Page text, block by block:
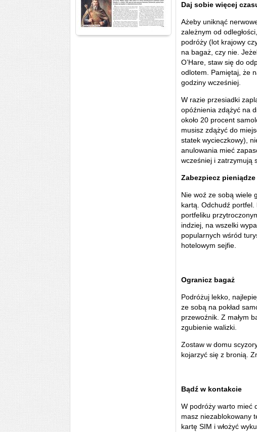
Daj sobie więcej
Ażeby uniknąć
zależnym od
podróży (lot krajowy
na bagaż, czy nie.
O’Hare, staw się do
odlotem. Pamiętaj, że
godziny wcześniej.
W razie przesiadki
opóźnienia zdążyć na
około 20 procent
musisz zdążyć do
statek wycieczkowy),
anulowania mieć
wcześniej i zatrzymują
Zabezpiecz pieniądze
Nie woź ze sobą wiele
kartą. Odchudź
portfeliku
indziej, na wszelki
popularnych wśród
hotelowym sejfie.
Ogranicz bagaż
Podróżuj lekko,
ze sobą na pokład
przewoźnik. Z małym
zgubienie walizki.
Zostaw w domu
kojarzyć się z bronią.
Bądź w kontakcie
W podróży warto mieć
masz niezablokowany
kartę SIM i włożyć